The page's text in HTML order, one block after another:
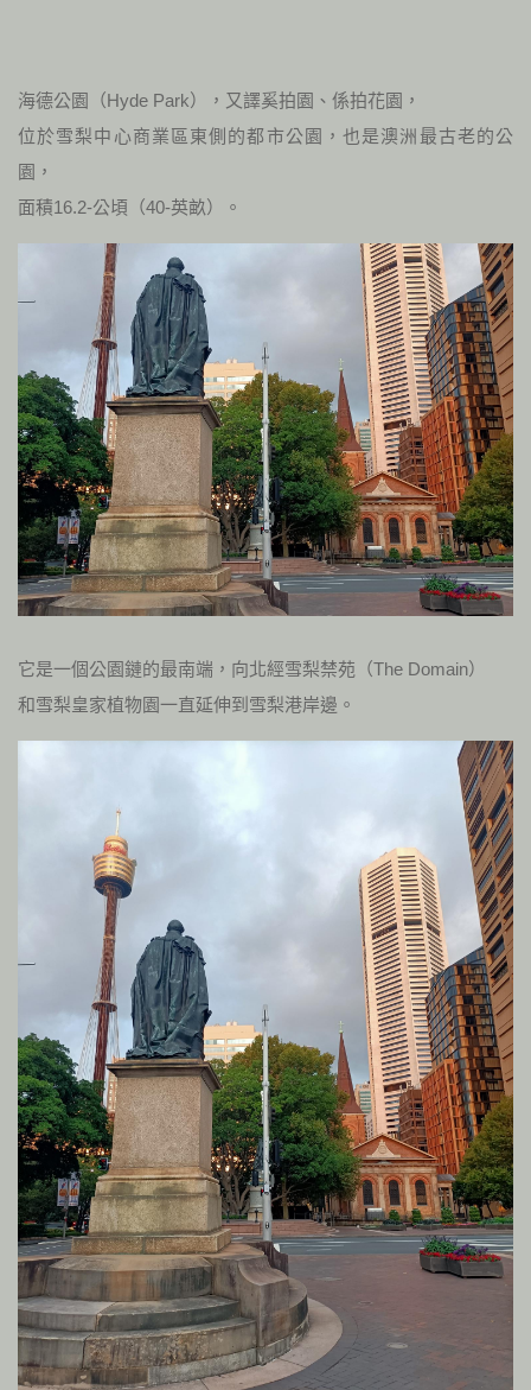
海德公園（Hyde Park），又譯奚拍園、係拍花園，
位於雪梨中心商業區東側的都市公園，也是澳洲最古老的公
園，
面積16.2-公頃（40-英畝）。
它是一個公園鏈的最南端，向北經雪梨禁苑（The Domain）
和雪梨皇家植物園一直延伸到雪梨港岸邊。